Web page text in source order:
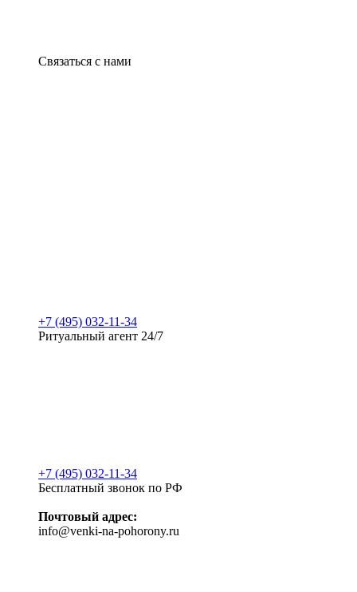
Связаться с нами
+7 (495) 032-11-34
Ритуальный агент 24/7
+7 (495) 032-11-34
Бесплатный звонок по РФ
Почтовый адрес:
info@venki-na-pohorony.ru